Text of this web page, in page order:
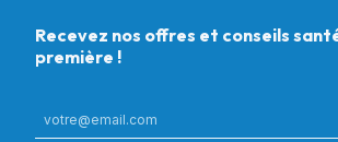
Recevez nos offres et conseils
première !